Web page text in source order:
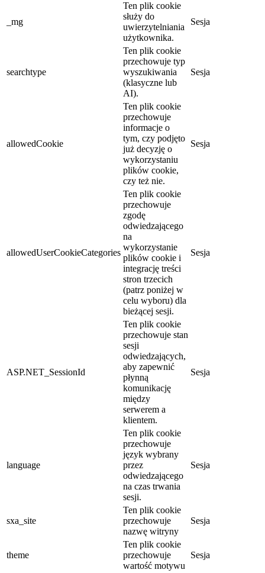
_mg
Ten plik cookie
służy do
uwierzytelniania
użytkownika.
Sesja
searchtype
Ten plik cookie
przechowuje typ
wyszukiwania
(klasyczne lub
AI).
Sesja
allowedCookie
Ten plik cookie
przechowuje
informacje o
tym, czy podjęto
już decyzję o
wykorzystaniu
plików cookie,
czy też nie.
Sesja
allowedUserCookieCategories
Ten plik cookie
przechowuje
zgodę
odwiedzającego
na
wykorzystanie
plików cookie i
integrację treści
stron trzecich
(patrz poniżej w
celu wyboru) dla
bieżącej sesji.
Sesja
ASP.NET_SessionId
Ten plik cookie
przechowuje stan
sesji
odwiedzających,
aby zapewnić
płynną
komunikację
między
serwerem a
klientem.
Sesja
language
Ten plik cookie
przechowuje
język wybrany
przez
odwiedzającego
na czas trwania
sesji.
Sesja
sxa_site
Ten plik cookie
przechowuje
nazwę witryny
Sesja
theme
Ten plik cookie
przechowuje
wartość motywu
Sesja